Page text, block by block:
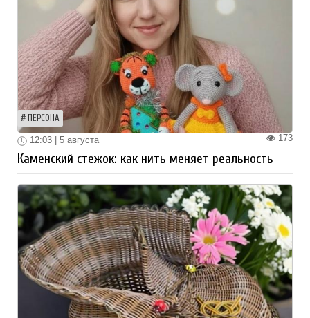
ПЕРСОНА
173
12:03 | 5 августа
Каменский стежок: как нить меняет реальность